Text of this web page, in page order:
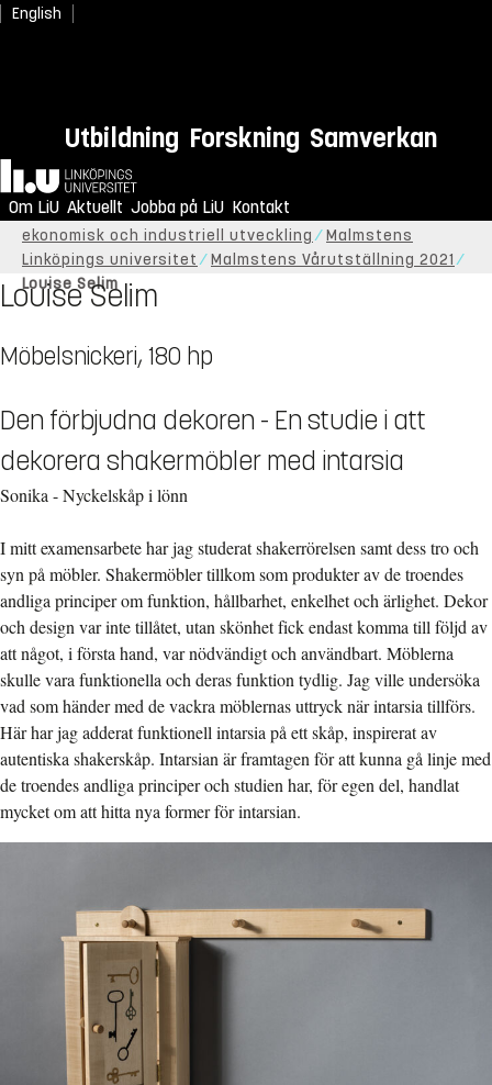
English
Utbildning Forskning Samverkan
Hem
Om LiU Aktuellt Jobba på LiU Kontakt
Start Om LiU Organisation
Institutionen för
ekonomisk och industriell utveckling
Malmstens
Linköpings universitet
Malmstens Vårutställning 2021
Louise Selim
Louise Selim
Möbelsnickeri, 180 hp
Den förbjudna dekoren - En studie i att
dekorera shakermöbler med intarsia
Sonika - Nyckelskåp i lönn
I mitt examensarbete har jag studerat shakerrörelsen samt dess tro och
syn på möbler. Shakermöbler tillkom som produkter av de troendes
andliga principer om funktion, hållbarhet, enkelhet och ärlighet. Dekor
och design var inte tillåtet, utan skönhet fick endast komma till följd av
att något, i första hand, var nödvändigt och användbart. Möblerna
skulle vara funktionella och deras funktion tydlig. Jag ville undersöka
vad som händer med de vackra möblernas uttryck när intarsia tillförs.
Här har jag adderat funktionell intarsia på ett skåp, inspirerat av
autentiska shakerskåp. Intarsian är framtagen för att kunna gå linje med
de troendes andliga principer och studien har, för egen del, handlat
mycket om att hitta nya former för intarsian.